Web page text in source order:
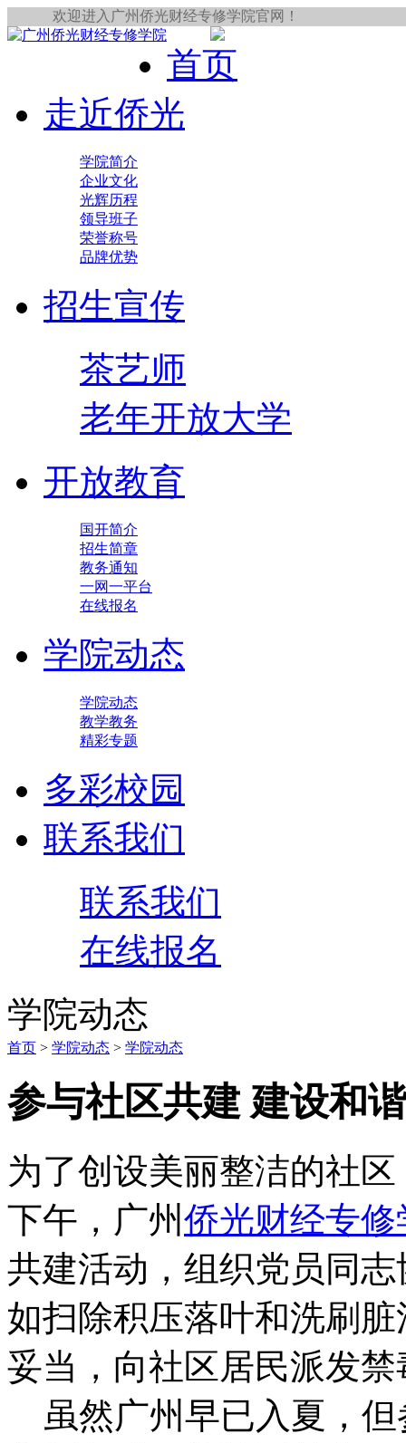
欢迎进入广州侨光财经专修学院官网！
首页
走近侨光
学院简介
企业文化
光辉历程
领导班子
荣誉称号
品牌优势
招生宣传
茶艺师
老年开放大学
开放教育
国开简介
招生简章
教务通知
一网一平台
在线报名
学院动态
学院动态
教学教务
精彩专题
多彩校园
联系我们
联系我们
在线报名
学院动态
首页 > 学院动态 > 学院动态
参与社区共建 建设和
为了创设美丽整洁的社
下午，广州侨光财经专修
共建活动，组织党员同
如扫除积压落叶和洗刷
妥当，向社区居民派发
虽然广州早已入夏，但